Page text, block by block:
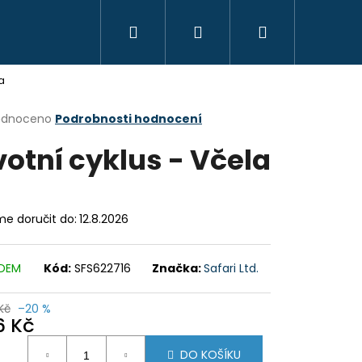
MONTESSORIPřihlášení
Podrobnosti hodnocení
cyklus - Včela
doručit do: 12.8.2026
Kód: SFS622716 Značka:Safari Ltd.
–20 %
Kč
DO KOŠÍKU
MONTESSORI